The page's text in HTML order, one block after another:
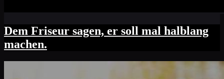
Dem Friseur sagen, er soll mal halblang
machen.